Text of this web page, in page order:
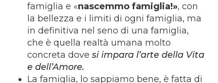
famiglia e «nascemmo famiglia!», con
la bellezza e i limiti di ogni famiglia, ma
in definitiva nel seno di una famiglia,
che è quella realtà umana molto
concreta dovesi impara l’arte della Vita
e dell’Amore.
La famiglia, lo sappiamo bene, è fatta di